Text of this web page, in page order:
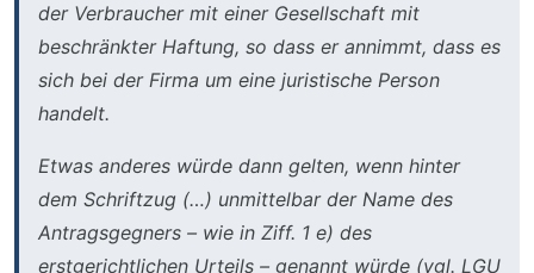
der Verbraucher mit einer Gesellschaft mit
beschränkter Haftung, so dass er annimmt, dass es
sich bei der Firma um eine juristische Person
handelt.
Etwas anderes würde dann gelten, wenn hinter
dem Schriftzug (…) unmittelbar der Name des
Antragsgegners – wie in Ziff. 1 e) des
erstgerichtlichen Urteils – genannt würde (vgl. LGU